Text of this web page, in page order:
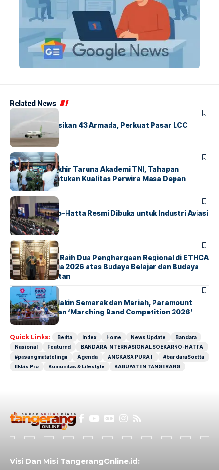
Related News
BANDARA
Citilink Operasikan 43 Armada, Perkuat Pasar LCC
Nasional
BERITA
Sidang Pantukhir Taruna Akademi TNI, Tahapan
Strategis Tentukan Kualitas Perwira Masa Depan
BANDARA BERITA
IALC Soekarno-Hatta Resmi Dibuka untuk Industri Aviasi
Dunia
BERITA
ParagonCorp Raih Dua Penghargaan Regional di ETHCA
Southeast Asia 2026 atas Budaya Belajar dan Budaya
Kebermanfaatan
BERITA INDEX
Akhir Pekan Makin Semarak dan Meriah, Paramount
Petals Hadirkan ‘Marching Band Competition 2026’
Quick Links: Berita Index Home News Update
Bandara
Nasional
Featured
BANDARA INTERNASIONAL SOEKARNO-HATTA
#pasangmatatelinga
Agenda ANGKASA PURA II
#bandaraSoetta
Ekbis Pro
Komunitas & Lifestyle KABUPATEN TANGERANG
Visi Dan Misi TangerangOnline.id: